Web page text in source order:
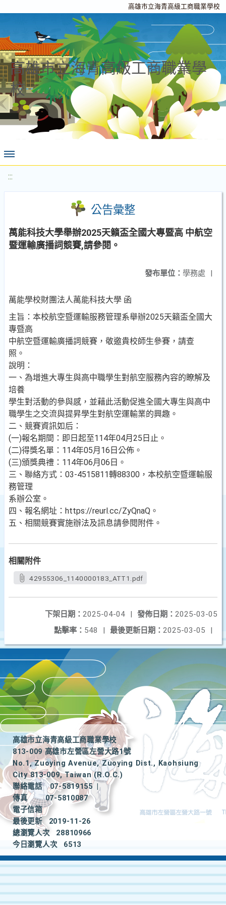
高雄市立海青高級工商職業學校
高雄市立海青高級工商職業學
校
:::
公告彙整
萬能科技大學舉辦2025天籟盃全國大專暨高 中航空
暨運輸廣播詞競賽,請參閱。
發布單位： 學務處 |
萬能學校財團法人萬能科技大學 函
主旨：本校航空暨運輸服務管理系舉辦2025天籟盃全國大
專暨高
中航空暨運輸廣播詞競賽，敬邀貴校師生參賽，請查
照。
說明：
一、為增進大專生與高中職學生對航空服務內容的瞭解及
培養
學生對活動的參與感，並藉此活動促進全國大專生與高中
職學生之交流與提昇學生對航空運輸業的興趣。
二、競賽資訊如后：
(一)報名期間：即日起至114年04月25日止。
(二)得獎名單：114年05月16日公佈。
(三)頒獎典禮：114年06月06日。
三、聯絡方式：03-4515811轉88300，本校航空暨運輸服
務管理
系辦公室。
四、報名網址：https://reurl.cc/ZyQnaQ。
五、相關競賽實施辦法及訊息請參閱附件。
相關附件
42955306_1140000183_ATT1.pdf
發佈日期： 2025-03-05
下架日期： 2025-04-04
|
最後更新日期： 2025-03-05 |
點擊率： 548 |
高雄市立海青高級工商職業學校
813-009 高雄市左營區左營大路1號
No.1, Zuoying Avenue, Zuoying Dist., Kaohsiung
City 813-009, Taiwan (R.O.C.)
聯絡電話
07-5819155
|
傳真
07-5810087
電子信箱
最後更新
2019-11-26
總瀏覽人次
28810966
今日瀏覽人次
6513